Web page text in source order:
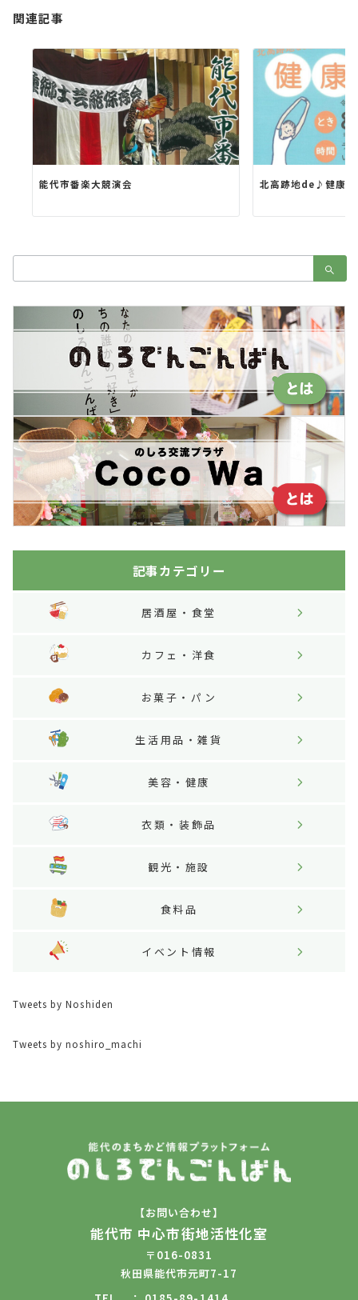
関連記事
能代市番楽大競演会 北高跡地de♪健康
索：
記事カテゴリー
居酒屋・食堂
カフェ・洋食
お菓子・パン
生活用品・雑貨
美容・健康
衣類・装飾品
観光・施設
食料品
イベント情報
Tweets by Noshiden
Tweets by noshiro_machi
【お問い合わせ】
能代市 中心市街地活性化室
〒016-0831
秋田県能代市元町7-17